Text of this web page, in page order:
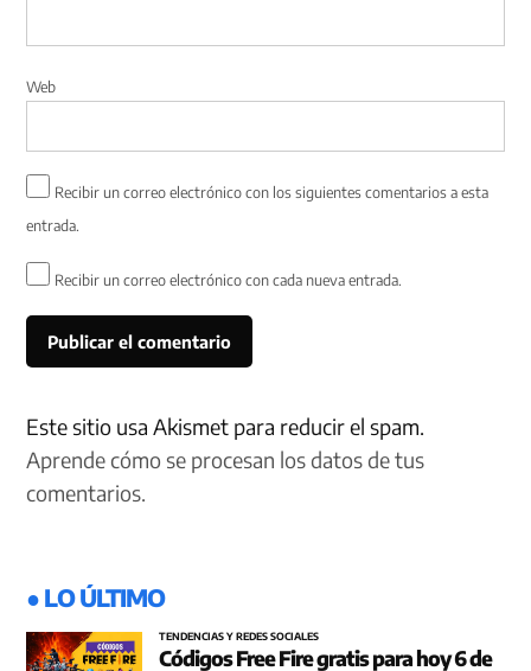
Web
Recibir un correo electrónico con los siguientes comentarios a esta
entrada.
Recibir un correo electrónico con cada nueva entrada.
Este sitio usa Akismet para reducir el spam.
Aprende cómo se procesan los datos de tus
comentarios.
● LO ÚLTIMO
TENDENCIAS Y REDES SOCIALES
Códigos Free Fire gratis para hoy 6 de